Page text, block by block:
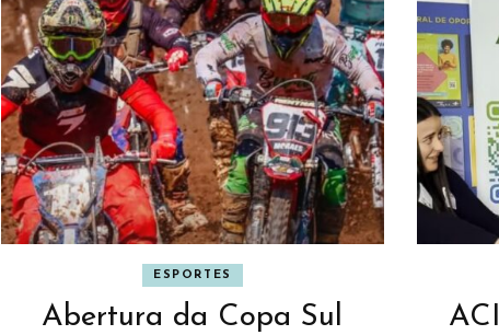
ESPORTES
Abertura da Copa Sul